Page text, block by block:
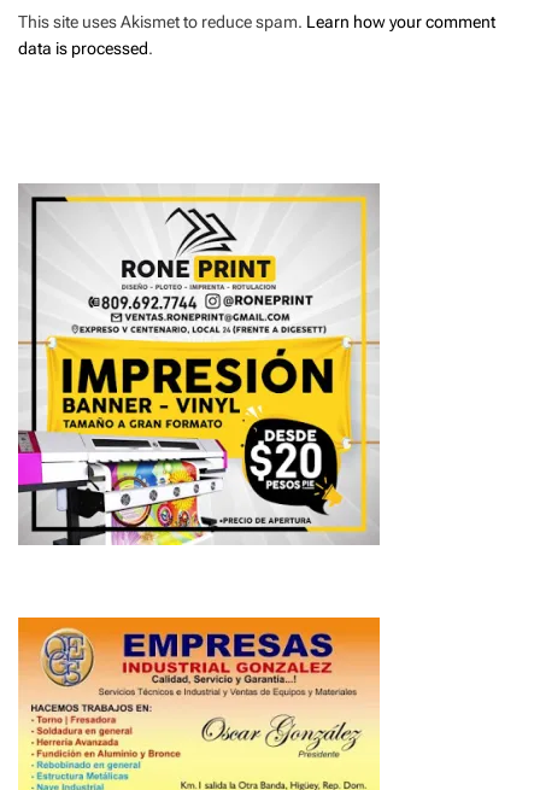
This site uses Akismet to reduce spam. Learn how your comment
data is processed.